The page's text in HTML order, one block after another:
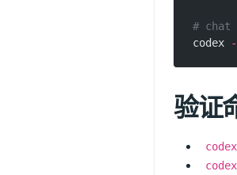
# chat
codex
验证
codex